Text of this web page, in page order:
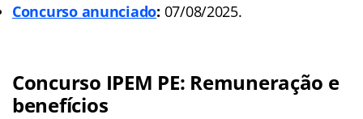
Concurso anunciado: 07/08/2025.
Concurso IPEM PE: Remuneração e
benefícios